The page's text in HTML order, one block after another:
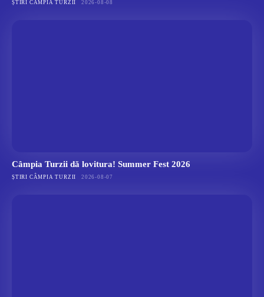
ȘTIRI CÂMPIA TURZII 2026-08-08
Câmpia Turzii dă lovitura! Summer Fest 2026
ȘTIRI CÂMPIA TURZII 2026-08-07